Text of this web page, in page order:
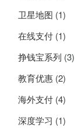
卫星地图 (1)
在线支付 (1)
挣钱宝系列 (3)
教育优惠 (2)
海外支付 (4)
深度学习 (1)